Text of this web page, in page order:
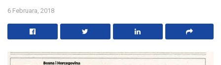
6 Februara, 2018